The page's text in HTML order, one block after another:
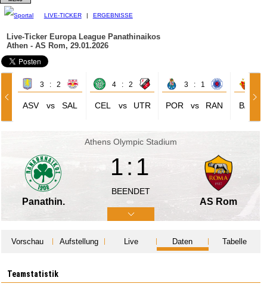
LIVE-TICKER | ERGEBNISSE
Live-Ticker Europa League Panathinaikos
Athen - AS Rom, 29.01.2026
3 : 2
ASV vs SAL
4 : 2
CEL vs UTR
3 : 1
POR vs RAN BAS
Athens Olympic Stadium
Panathin.
1:1
BEENDET
AS Rom
Vorschau Aufstellung Live Daten Tabelle
Teamstatistik